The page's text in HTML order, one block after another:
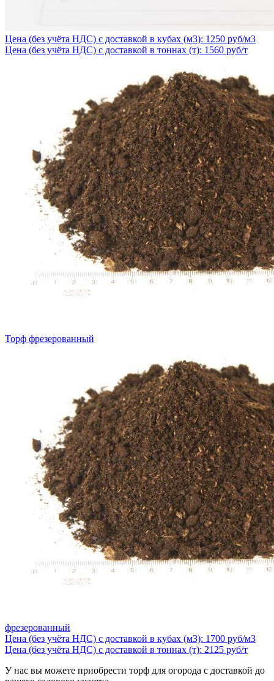
Цена (без учёта НДС) с доставкой в кубах (м3): 1250 руб/м3
Цена (без учёта НДС) с доставкой в тоннах (т): 1560 руб/т
Торф фрезерованный
фрезерованный
Цена (без учёта НДС) с доставкой в кубах (м3): 1700 руб/м3
Цена (без учёта НДС) с доставкой в тоннах (т): 2125 руб/т
У нас вы можете приобрести торф для огорода с доставкой до